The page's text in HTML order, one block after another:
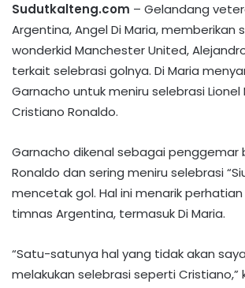
Sudutkalteng.com – Gelandang
Argentina, Angel Di Maria, memberikan
wonderkid Manchester United,
terkait selebrasi golnya. Di Maria
Garnacho untuk meniru selebrasi
Cristiano Ronaldo.
Garnacho dikenal sebagai penggemar
Ronaldo dan sering meniru selebrasi
mencetak gol. Hal ini menarik
timnas Argentina, termasuk Di Maria.
“Satu-satunya hal yang tidak akan
melakukan selebrasi seperti Cristiano,”